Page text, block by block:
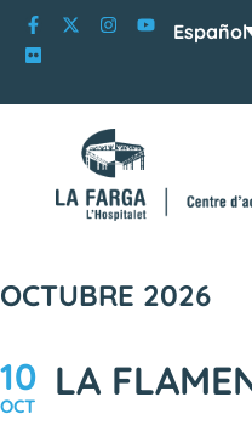
Español
OCTUBRE 2026
10
OCT
LA